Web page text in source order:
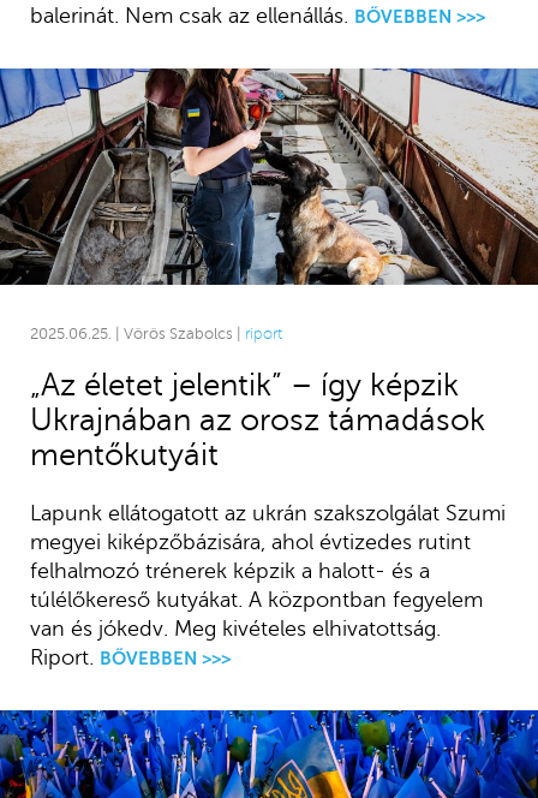
balerinát. Nem csak az ellenállás. BŐVEBBEN >>>
2025.06.25. | Vörös Szabolcs | riport
„Az életet jelentik” – így képzik
Ukrajnában az orosz támadások
mentőkutyáit
Lapunk ellátogatott az ukrán szakszolgálat Szumi
megyei kiképzőbázisára, ahol évtizedes rutint
felhalmozó trénerek képzik a halott- és a
túlélőkereső kutyákat. A központban fegyelem
van és jókedv. Meg kivételes elhivatottság.
Riport. BŐVEBBEN >>>